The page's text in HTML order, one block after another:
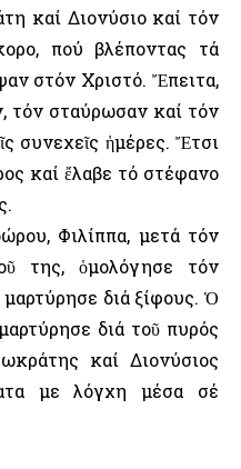
καί Διονύσιο καί τόν
πού βλέποντας τά
στόν Χριστό. Ἔπειτα,
τόν σταύρωσαν καί τόν
συνεχεῖς ἡμέρες. Ἔτσι
καί ἔλαβε τό στέφανο
Φιλίππα, μετά τόν
της, ὁμολόγησε τόν
διά ξίφους. Ὁ
διά τοῦ πυρός
καί Διονύσιος
με λόγχη μέσα σέ